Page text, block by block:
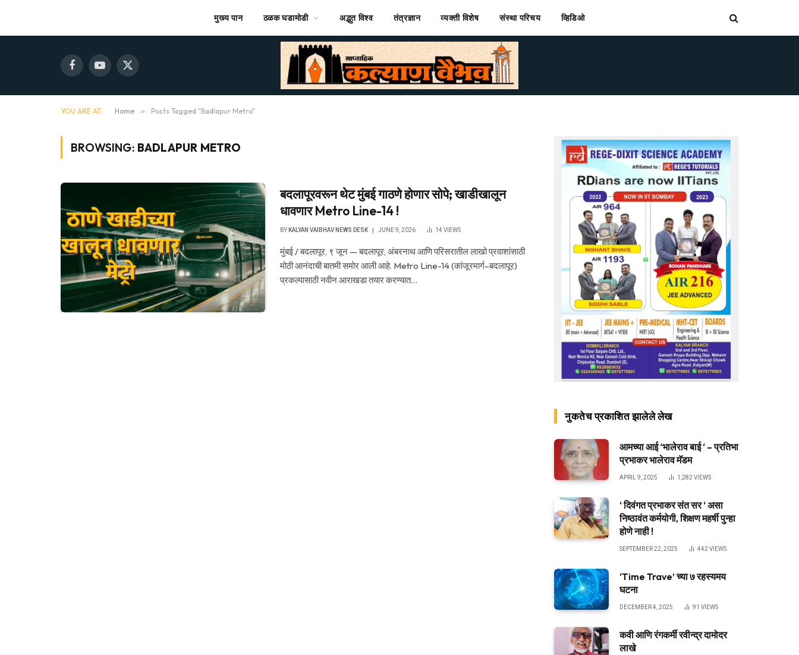
मुख्य पान ठळक घडामोडी अद्भुत विश्व तंत्रज्ञान व्यक्ती विशेष संस्था परिचय व्हिडिओ
FacebookYouTube
X
YOU ARE AT: Home » Posts Tagged "Badlapur Metro"
BROWSING: BADLAPUR METRO
बदलापूरवरून थेट मुंबई गाठणे होणार सोपे; खाडीखालून
धावणार Metro Line-14 !
BY KALYAN VAIBHAV NEWS DESK JUNE 9, 2026 14VIEWS
मुंबई / बदलापूर, ९ जून — बदलापूर, अंबरनाथ आणि परिसरातील लाखो प्रवाशांसाठी
मोठी आनंदाची बातमी समोर आली आहे. Metro Line-14 (कांजूरमार्ग–बदलापूर)
प्रकल्पासाठी नवीन आराखडा तयार करण्यात…
नुकतेच प्रकाशित झालेले लेख
आमच्या आई ‘भालेराव बाई ‘ – प्रतिभा
प्रभाकर भालेराव मॅडम
APRIL 9, 2025 1,282 VIEWS
‘ दिवंगत प्रभाकर संत सर ‘ असा
निष्ठावंत कर्मयोगी, शिक्षण महर्षी पुन्हा
होणे नाही !
SEPTEMBER 22, 2025 442 VIEWS
‘Time Trave’ च्या ७ रहस्यमय
घटना
DECEMBER 4, 2025 91 VIEWS
कवी आणि रंगकर्मी रवीन्द्र दामोदर
लाखे